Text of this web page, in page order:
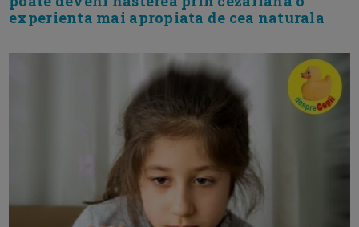
experienta mai apropiata de cea naturala